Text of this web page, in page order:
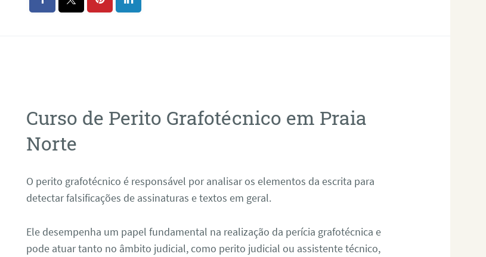
Curso de Perito Grafotécnico em Praia
Norte
O perito grafotécnico é responsável por analisar os elementos da escrita para
detectar falsificações de assinaturas e textos em geral.
Ele desempenha um papel fundamental na realização da perícia grafotécnica e
pode atuar tanto no âmbito judicial, como perito judicial ou assistente técnico,